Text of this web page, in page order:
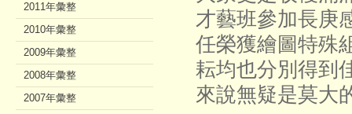
才藝班參加長庚
任榮獲繪圖特殊
耘均也分別得到
來說無疑是莫大
2011年彙整
2010年彙整
2009年彙整
2008年彙整
2007年彙整